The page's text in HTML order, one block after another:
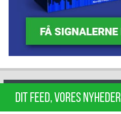
DIT FEED, VORES NYHEDER